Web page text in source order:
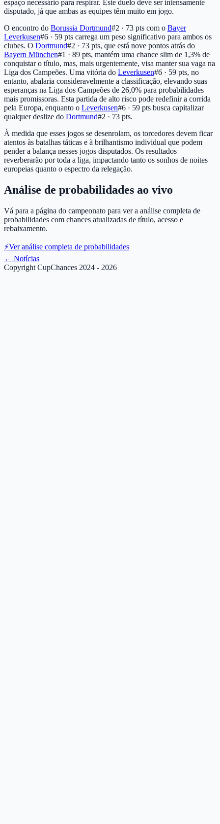
espaço necessário para respirar. Este duelo deve ser intensamente
disputado, já que ambas as equipes têm muito em jogo.
O encontro do Borussia Dortmund#2 · 73 pts com o Bayer
Leverkusen#6 · 59 pts carrega um peso significativo para ambos os
clubes. O Dortmund#2 · 73 pts, que está nove pontos atrás do
Bayern München#1 · 89 pts, mantém uma chance slim de 1,3% de
conquistar o título, mas, mais urgentemente, visa manter sua vaga na
Liga dos Campeões. Uma vitória do Leverkusen#6 · 59 pts, no
entanto, abalaria consideravelmente a classificação, elevando suas
esperanças na Liga dos Campeões de 26,0% para probabilidades
mais promissoras. Esta partida de alto risco pode redefinir a corrida
pela Europa, enquanto o Leverkusen#6 · 59 pts busca capitalizar
qualquer deslize do Dortmund#2 · 73 pts.
À medida que esses jogos se desenrolam, os torcedores devem ficar
atentos às batalhas táticas e à brilhantismo individual que podem
pender a balança nesses jogos disputados. Os resultados
reverberarão por toda a liga, impactando tanto os sonhos de noites
europeias quanto o espectro da relegação.
Análise de probabilidades ao vivo
Vá para a página do campeonato para ver a análise completa de
probabilidades com chances atualizadas de título, acesso e
rebaixamento.
⚡Ver análise completa de probabilidades
← Notícias
Copyright CupChances 2024 - 2026